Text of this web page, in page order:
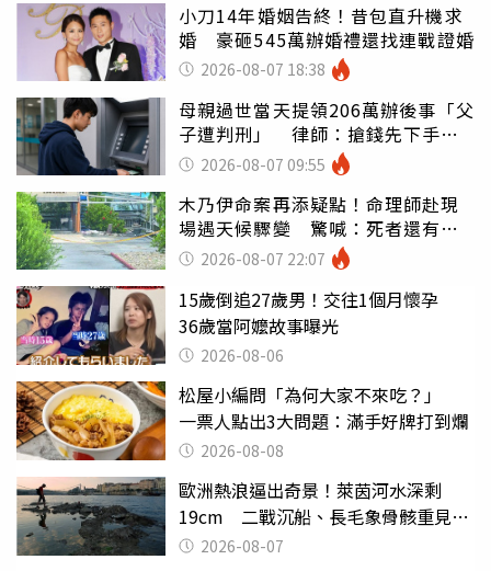
小刀14年婚姻告終！昔包直升機求
婚 豪砸545萬辦婚禮還找連戰證婚
2026-08-07 18:38
母親過世當天提領206萬辦後事「父
子遭判刑」 律師：搶錢先下手是
罪 2026-08-07 09:55
木乃伊命案再添疑點！命理師赴現
場遇天候驟變 驚喊：死者還有冤
屈 2026-08-07 22:07
15歲倒追27歲男！交往1個月懷孕
36歲當阿嬤故事曝光
2026-08-06
松屋小編問「為何大家不來吃？」
一票人點出3大問題：滿手好牌打到爛
2026-08-08
歐洲熱浪逼出奇景！萊茵河水深剩
19cm 二戰沉船、長毛象骨骸重見天
日 2026-08-07